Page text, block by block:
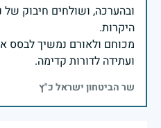
ובהערכה, ושולחים חיבוק
מכוחם ולאורם נמשיך לבסס
ועתידה לדורות קדימה.
שר הביטחון ישראל כ"ץ